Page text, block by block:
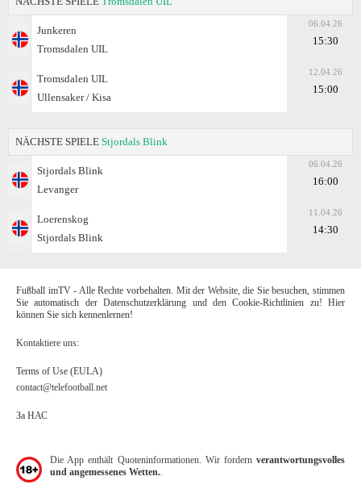
Junkeren
Tromsdalen UIL
06.04.26
15:30
Tromsdalen UIL
Ullensaker / Kisa
12.04.26
15:00
NÄCHSTE SPIELE Stjordals Blink
Stjordals Blink
Levanger
06.04.26
16:00
Loerenskog
Stjordals Blink
11.04.26
14:30
Fußball imTV - Alle Rechte vorbehalten. Mit der Website, die Sie besuchen, stimmen
Sie automatisch der Datenschutzerklärung und den Cookie-Richtlinien zu! Hier
können Sie sich kennenlernen!
Kontaktiere uns:
Terms of Use (EULA)
contact@telefootball.net
За НАС
Die App enthält Quoteninformationen. Wir fordern verantwortungsvolles
und angemessenes Wetten.